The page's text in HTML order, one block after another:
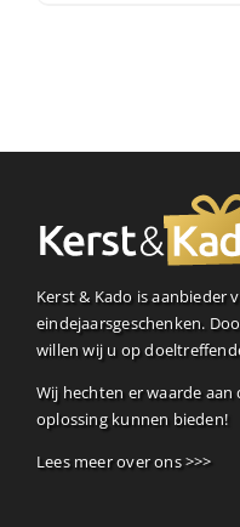
Kerst & Kado is aanbieder
eindejaarsgeschenken.
willen wij u op
Wij hechten er waarde
oplossing kunnen bieden!
Lees meer over ons >>>